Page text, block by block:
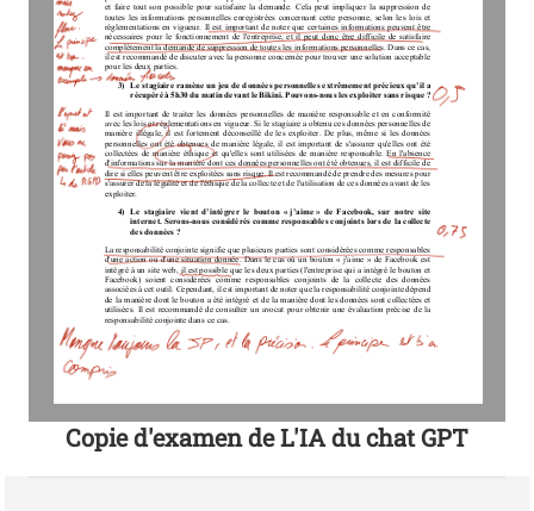
et faire tout son possible pour satisfaire la demande. Cela peut impliquer la suppression de
toutes les informations personnelles enregistrées concernant cette personne, selon les lois et
réglementations en vigueur. Il est important de noter que certaines informations peuvent être
nécessaires pour le fonctionnement de l'entreprise, et il peut donc être difficile de satisfaire
complètement la demande de suppression de toutes les informations personnelles. Dans ce cas,
il est recommandé de discuter avec la personne concernée pour trouver une solution acceptable
pour les deux parties.
3) Le stagiaire ramène un jeu de données personnelles extrêmement précieux qu’il a
récupéré à 5h30 du matin devant le Bikini. Pouvons-nous les exploiter sans risque ?
Il est important de traiter les données personnelles de manière responsable et en conformité
avec les lois et réglementations en vigueur. Si le stagiaire a obtenu ces données personnelles de
manière illégale, il est fortement déconseillé de les exploiter. De plus, même si les données
personnelles ont été obtenues de manière légale, il est important de s'assurer qu'elles ont été
collectées de manière éthique et qu'elles sont utilisées de manière responsable. En l'absence
d'informations sur la manière dont ces données personnelles ont été obtenues, il est difficile de
dire si elles peuvent être exploitées sans risque. Il est recommandé de prendre des mesures pour
s'assurer de la légalité et de l'éthique de la collecte et de l'utilisation de ces données avant de les
exploiter.
4) Le  stagiaire vient  d’intégrer  le  bouton  « j’aime »  de  Facebook,  sur  notre  site
internet. Serons-nous considérés comme responsables conjoints lors de la collecte
des données ?
La responsabilité conjointe signifie que plusieurs parties sont considérées comme responsables
d'une action ou d'une situation donnée. Dans le cas où un bouton « j'aime » de Facebook est
intégré à un site web, il est possible que les deux parties (l'entreprise qui a intégré le bouton et
Facebook)  soient  considérées  comme  responsables  conjoints  de  la  collecte  des  données
associées à cet outil. Cependant, il est important de noter que la responsabilité conjointe dépend
de la manière dont le bouton a été intégré et de la manière dont les données sont collectées et
utilisées. Il est recommandé de consulter un avocat pour obtenir une évaluation précise de la
responsabilité conjointe dans ce cas.
Copie d'examen deL'IA du chat GPT